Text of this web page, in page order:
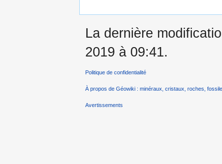
La dernière
2019 à 09:41.
Politique de confidentialité
À propos de Géowiki : minéraux, cristaux, roches,
Avertissements